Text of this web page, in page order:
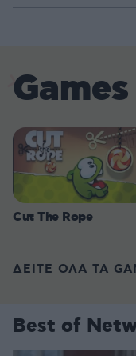
Games
Cut The Rope
ΔΕΙΤΕ ΟΛΑ ΤΑ
Best of